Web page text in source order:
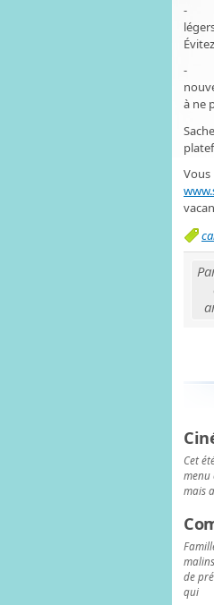
à ne
Cet
menu
mais
de
qui